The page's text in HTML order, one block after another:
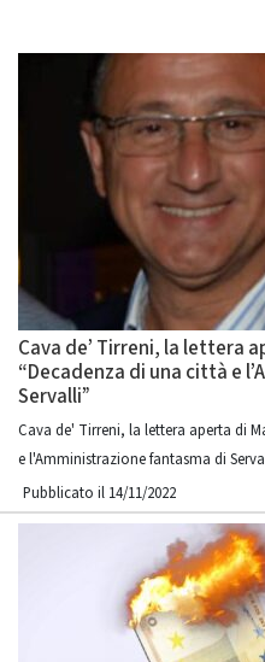
Cava de’ Tirreni, la lettera
“Decadenza di una città e
Servalli”
Cava de' Tirreni, la lettera aperta di
e l'Amministrazione fantasma di
Pubblicato il 14/11/2022